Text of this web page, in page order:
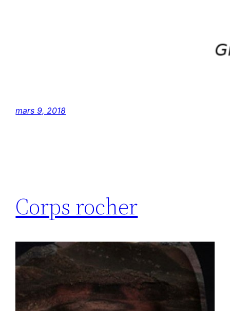
mars 9, 2018
Corps rocher